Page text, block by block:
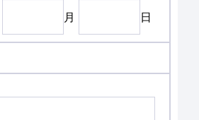
月 日